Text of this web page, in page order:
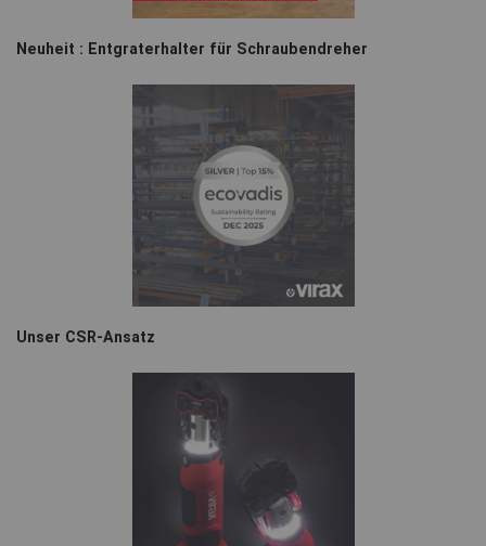
Neuheit : Entgraterhalter für Schraubendreher
Unser CSR-Ansatz